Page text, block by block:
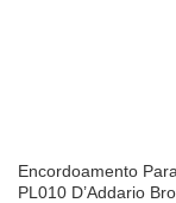
Encordoamento
PL010 D’Addario